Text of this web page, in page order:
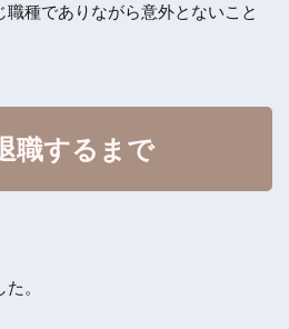
種でありながら意外とないこと
職するまで
。